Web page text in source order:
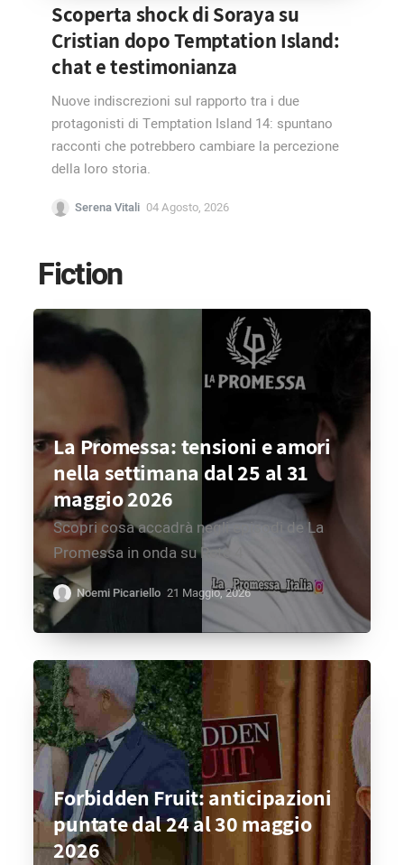
Scoperta shock di Soraya su
Cristian dopo Temptation Island:
chat e testimonianza
Nuove indiscrezioni sul rapporto tra i due
protagonisti di Temptation Island 14: spuntano
racconti che potrebbero cambiare la percezione
della loro storia.
Serena Vitali 04 Agosto, 2026
Fiction
La Promessa: tensioni e amori
nella settimana dal 25 al 31
maggio 2026
Scopri cosa accadrà negli episodi de La
Promessa in onda su Rete 4
Noemi Picariello 21 Maggio, 2026
Forbidden Fruit: anticipazioni
puntate dal 24 al 30 maggio
2026